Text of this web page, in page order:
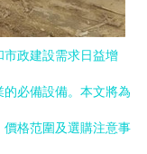
政建設需求日益增
必備設備。本文將為
格范圍及選購注意事